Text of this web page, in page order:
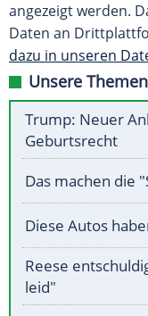
angezeigt werden.
Daten an
dazu in unseren
Unsere
Trump: Neuer
Geburtsrecht
Das machen die
Diese Autos
Reese
leid"